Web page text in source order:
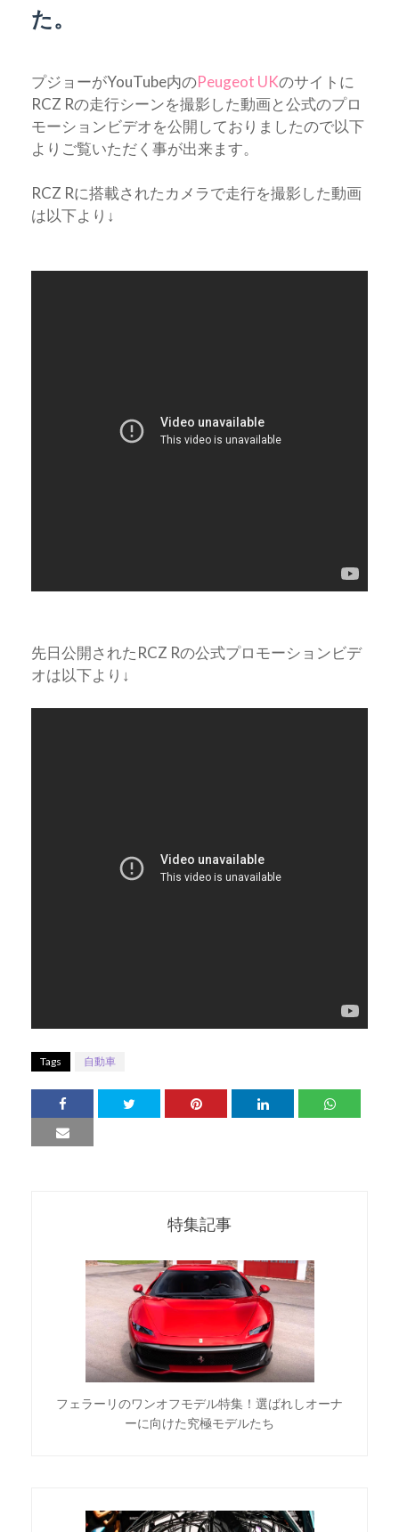
た。
プジョーがYouTube内のPeugeot UKのサイトに
RCZ Rの走行シーンを撮影した動画と公式のプロ
モーションビデオを公開しておりましたので以下
よりご覧いただく事が出来ます。
RCZ Rに搭載されたカメラで走行を撮影した動画
は以下より↓
先日公開されたRCZ Rの公式プロモーションビデ
オは以下より↓
Tags 自動車
特集記事
フェラーリのワンオフモデル特集！選ばれしオーナ
ーに向けた究極モデルたち